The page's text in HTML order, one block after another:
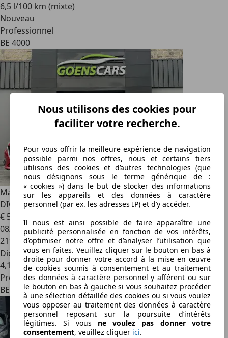
Nous utilisons des cookies pour
faciliter votre recherche.
Pour vous offrir la meilleure expérience de navigation
possible parmi nos offres, nous et certains tiers
utilisons des cookies et d’autres technologies (que
nous désignons sous le terme générique de :
« cookies ») dans le but de stocker des informations
sur les appareils et des données à caractère
personnel (par ex. les adresses IP) et d’y accéder.
Il nous est ainsi possible de faire apparaître une
publicité personnalisée en fonction de vos intérêts,
d’optimiser notre offre et d’analyser l’utilisation que
vous en faites. Veuillez cliquer sur le bouton en bas à
droite pour donner votre accord à la mise en œuvre
de cookies soumis à consentement et au traitement
des données à caractère personnel y afférent ou sur
le bouton en bas à gauche si vous souhaitez procéder
à une sélection détaillée des cookies ou si vous voulez
vous opposer au traitement des données à caractère
personnel reposant sur la poursuite d’intérêts
légitimes. Si vous ne voulez pas donner votre
consentement, veuillez cliquer ici.
6,5 l/100 km (mixte)
Nouveau
Professionnel
BE 4000
Mazda 33 2.2D CRUISE,SIÈGES CHAUFFANTS,GPS,CLIM
DIGITALE,RADAR,PRETE A IMMATRICULER,GARANTIE…
€ 5 450
08/2015
219 000 km
Diesel
4,1 l/100 km (mixte)
Professionnel
BE 5660